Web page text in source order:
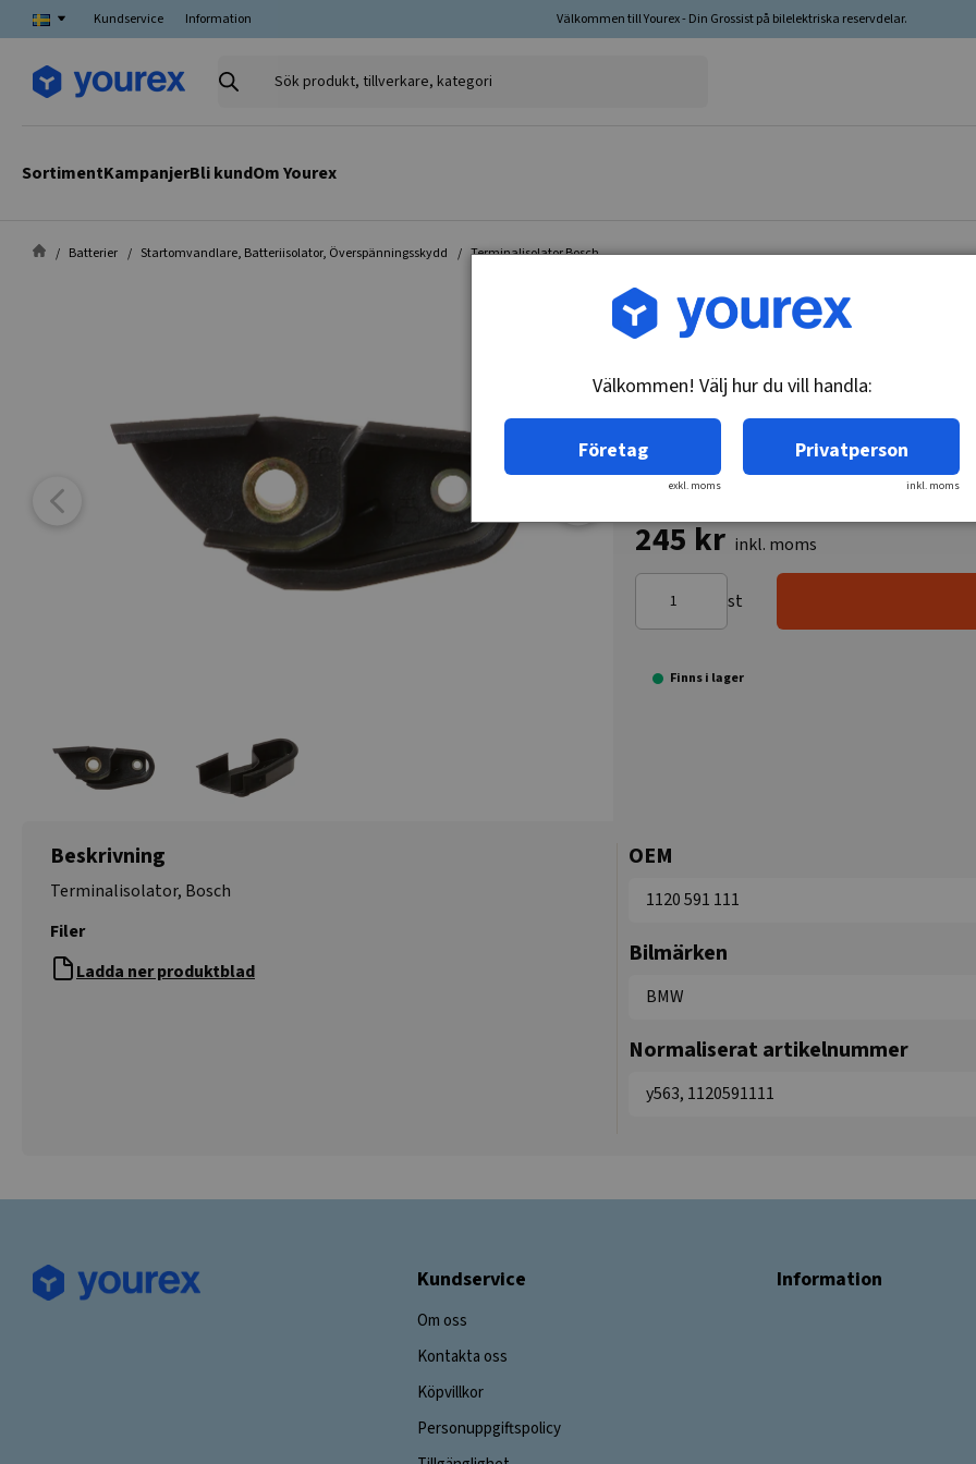
Kundservice Information Välkommen till Yourex - Din Grossist på bilelektriska reservdelar.
Sök
SortimentKampanjerBli kundOm Yourex
Batterier Startomvandlare, Batteriisolator, Överspänningsskydd Terminalisolator Bosch
Artikelnr: Y-563
245 kr inkl. moms
st
Finns i lager
Beskrivning
Terminalisolator, Bosch
Filer
Ladda ner produktblad
OEM
1120 591 111
Bilmärken
BMW
Normaliserat artikelnummer
y563, 1120591111
Kundservice
Om oss
Kontakta oss
Köpvillkor
Personuppgiftspolicy
Information
Välkommen! Välj hur du vill handla:
Företag
exkl. moms
Privatperson
inkl. moms